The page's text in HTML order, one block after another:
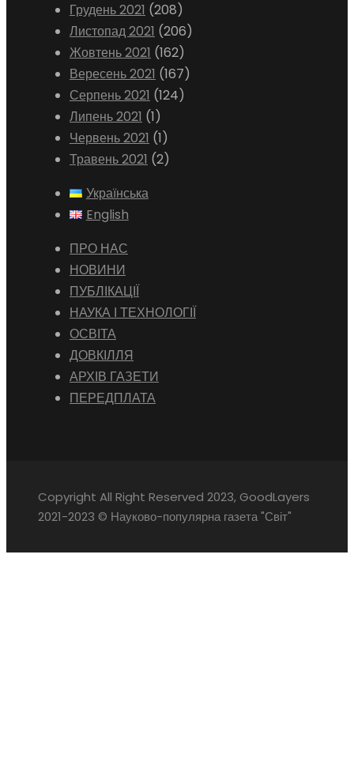
Грудень 2021 (208)
Листопад 2021 (206)
Жовтень 2021 (162)
Вересень 2021 (167)
Серпень 2021 (124)
Липень 2021 (1)
Червень 2021 (1)
Травень 2021 (2)
Українська
English
ПРО НАС
НОВИНИ
ПУБЛІКАЦІЇ
НАУКА І ТЕХНОЛОГІЇ
ОСВІТА
ДОВКІЛЛЯ
АРХІВ ГАЗЕТИ
ПЕРЕДПЛАТА
Copyright All Right Reserved 2023, GoodLayers
2021-2023 © Науково-популярна газета "Світ"